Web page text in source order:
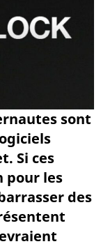
sont
Si ces
pour les
des